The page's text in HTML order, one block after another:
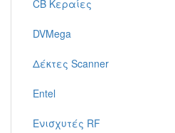
CB Κεραίες
DVMega
Δέκτες Scanner
Entel
Ενισχυτές RF